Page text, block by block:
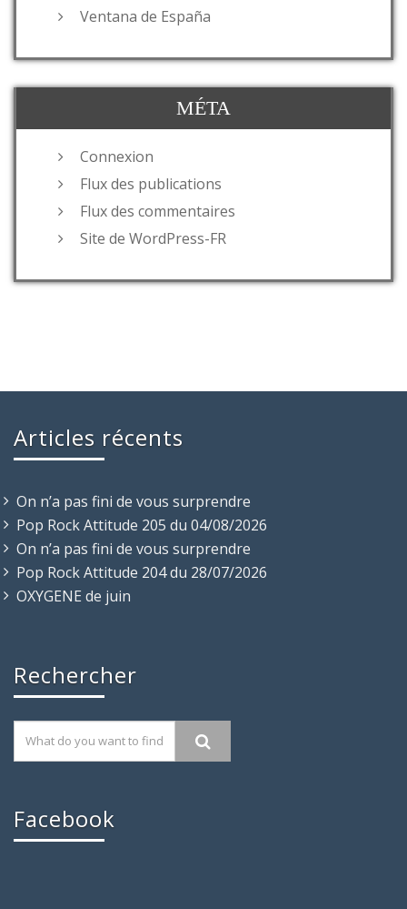
Ventana de España
MÉTA
Connexion
Flux des publications
Flux des commentaires
Site de WordPress-FR
Articles récents
On n’a pas fini de vous surprendre
Pop Rock Attitude 205 du 04/08/2026
On n’a pas fini de vous surprendre
Pop Rock Attitude 204 du 28/07/2026
OXYGENE de juin
Rechercher
Facebook